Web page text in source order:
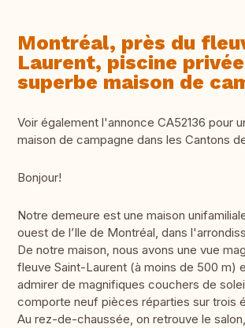
Montréal, près du
Laurent, piscine
superbe maison de
Voir également l'annonce CA52136 pour
maison de campagne dans les Cantons
Bonjour!
Notre demeure est une maison
ouest de l’Ile de Montréal, dans
De notre maison, nous avons une vue
fleuve Saint-Laurent (à moins de 500 m)
admirer de magnifiques couchers de
comporte neuf pièces réparties sur trois
Au rez-de-chaussée, on retrouve le